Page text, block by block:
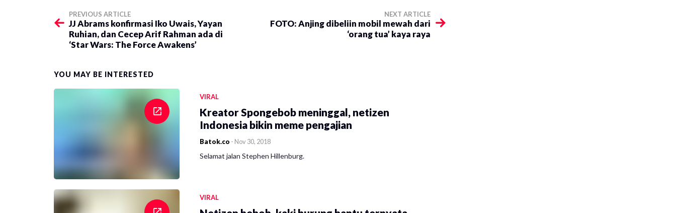
PREVIOUS ARTICLE
JJ Abrams konfirmasi Iko Uwais, Yayan
Ruhian, dan Cecep Arif Rahman ada di
‘Star Wars: The Force Awakens’
NEXT ARTICLE
FOTO: Anjing dibeliin mobil mewah dari
‘orang tua’ kaya raya
YOU MAY BE INTERESTED
VIRAL
Kreator Spongebob meninggal, netizen
Indonesia bikin meme pengajian
Batok.co - Nov 30, 2018
Selamat jalan Stephen Hillenburg.
VIRAL